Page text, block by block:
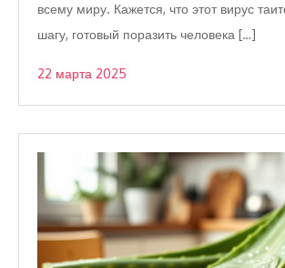
всему миру. Кажется, что этот вирус
шагу, готовый поразить человека […]
22 марта 2025